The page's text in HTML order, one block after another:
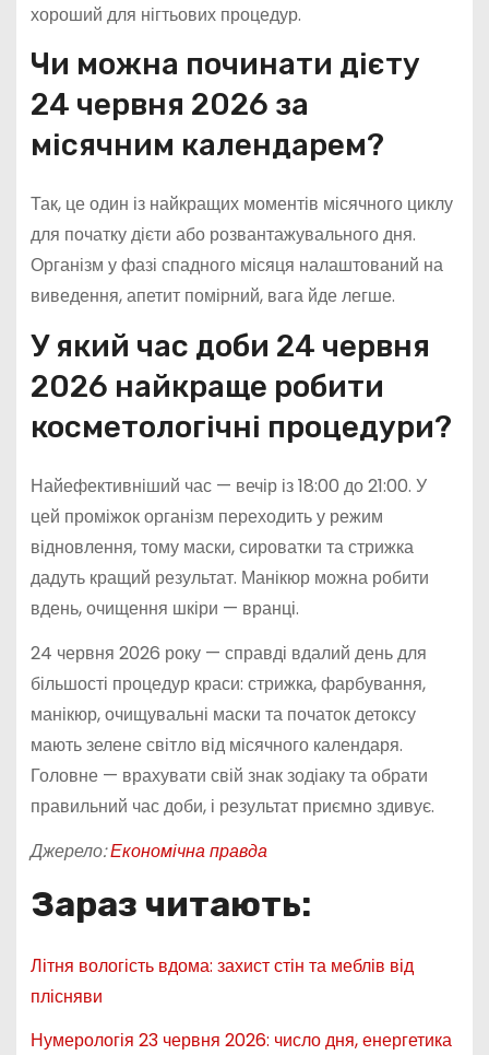
хороший для нігтьових процедур.
Чи можна починати дієту
24 червня 2026 за
місячним календарем?
Так, це один із найкращих моментів місячного циклу
для початку дієти або розвантажувального дня.
Організм у фазі спадного місяця налаштований на
виведення, апетит помірний, вага йде легше.
У який час доби 24 червня
2026 найкраще робити
косметологічні процедури?
Найефективніший час — вечір із 18:00 до 21:00. У
цей проміжок організм переходить у режим
відновлення, тому маски, сироватки та стрижка
дадуть кращий результат. Манікюр можна робити
вдень, очищення шкіри — вранці.
24 червня 2026 року — справді вдалий день для
більшості процедур краси: стрижка, фарбування,
манікюр, очищувальні маски та початок детоксу
мають зелене світло від місячного календаря.
Головне — врахувати свій знак зодіаку та обрати
правильний час доби, і результат приємно здивує.
Джерело:Економічна правда
Зараз читають:
Літня вологість вдома: захист стін та меблів від
плісняви
Нумерологія 23 червня 2026: число дня, енергетика